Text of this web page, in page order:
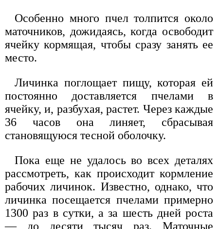
Особенно много пчел толпится около
маточников, дожидаясь, когда освободит
ячейку кормящая, чтобы сразу занять ее
место.
Личинка поглощает пищу, которая ей
постоянно доставляется пчелами в
ячейку, и, разбухая, растет. Через каждые
36 часов она линяет, сбрасывая
становящуюся тесной оболочку.
Пока еще не удалось во всех деталях
рассмотреть, как происходит кормление
рабочих личинок. Известно, однако, что
личинка посещается пчелами примерно
1300 раз в сутки, а за шесть дней роста
— до десяти тысяч раз. Маточные